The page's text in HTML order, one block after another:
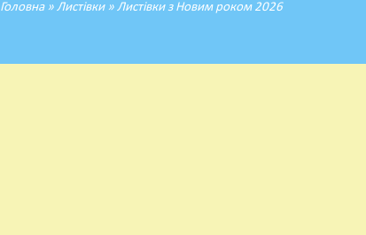
Головна» Листівки» Листівки з Новим роком 2026